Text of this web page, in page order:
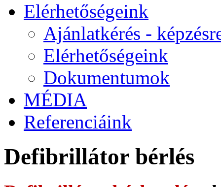
Elérhetőségeink
Ajánlatkérés -
Elérhetőségeink
Dokumentumok
MÉDIA
Referenciáink
Defibrillátor bérlés